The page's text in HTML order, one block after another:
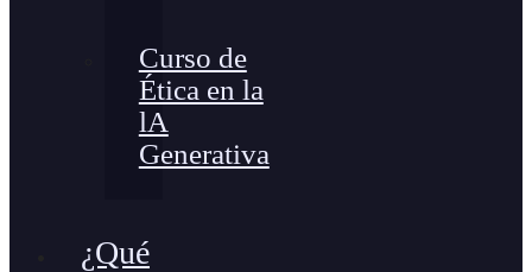
Curso de
Ética en la
lA
Generativa
¿Qué